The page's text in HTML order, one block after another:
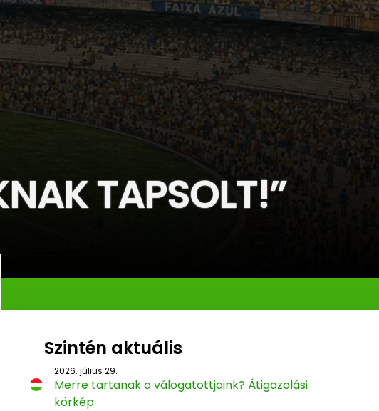
TAPSOLT!”
Szintén aktuális
2026. július 29.
Merre tartanak a válogatottjaink? Átigazolási
körkép